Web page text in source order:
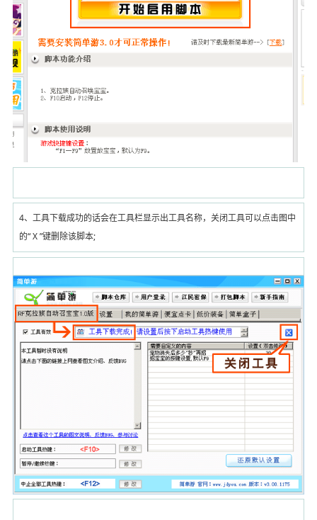
4、工具下载成功的话会在工具栏显示出工具名称，关闭工具可以点击图中
的“X”键删除该脚本;